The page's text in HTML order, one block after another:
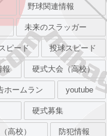
野球関連情報
未来のスラッガー
ピード 投球スピード
報 硬式大会（高校）
ホームラン youtube
硬式募集
高校） 防犯情報